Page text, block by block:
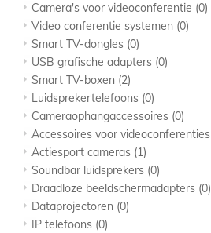
Camera's voor videoconferentie (0)
Video conferentie systemen (0)
Smart TV-dongles (0)
USB grafische adapters (0)
Smart TV-boxen (2)
Luidsprekertelefoons (0)
Cameraophangaccessoires (0)
Accessoires voor videoconferenties
Actiesport cameras (1)
Soundbar luidsprekers (0)
Draadloze beeldschermadapters (0)
Dataprojectoren (0)
IP telefoons (0)